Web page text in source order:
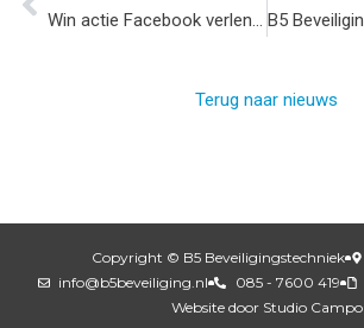
Win actie Facebook verlengd
Terug naar nieuws
Copyright © B5 Beveiligingstechniek
info@b5beveiliging.nl
085 - 7600 419
Website door Studio Campo